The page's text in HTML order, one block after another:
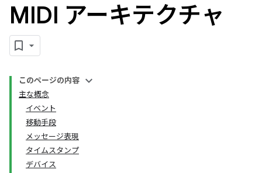
MIDI アーキテクチャ
このページの内容
主な概念
イベント
移動手段
メッセージ表現
タイムスタンプ
デバイス